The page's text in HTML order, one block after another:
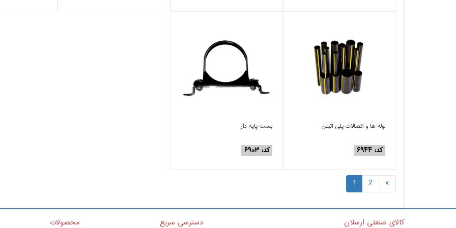
لوله ها و اتصالات پلی اتیلن
کد: ۶۹۴۴
بست پایه دار
کد: ۶۹۰۳
1 2 »
کالای صنعتی ارسلان دسترسی سریع محصولات